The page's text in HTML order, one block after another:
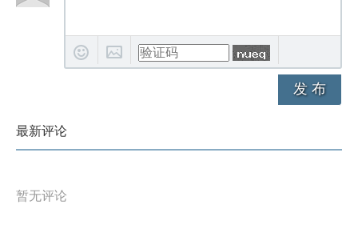
发 布
最新评论
暂无评论